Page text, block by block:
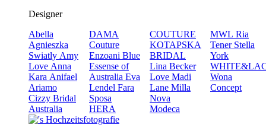
Designer
Abella
Agnieszka
Swiatly Amy
Love Anna
Kara Anifael
Ariamo
Cizzy Bridal
Australia
DAMA
Couture
Enzoani Blue
Essense of
Australia Eva
Lendel Fara
Sposa
HERA
COUTURE
KOTAPSKA
BRIDAL
Lina Becker
Love Madi
Lane Milla
Nova
Modeca
MWL Ria
Tener Stella
York
Wona
Concept